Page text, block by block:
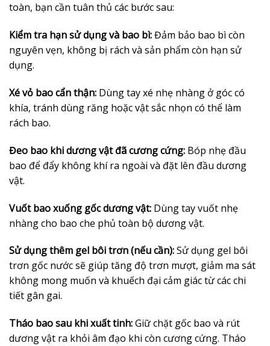
toàn, bạn cần tuân thủ các bước sau:
Kiểm tra hạn sử dụng và bao bì:Đảm bảo bao bì còn
nguyên vẹn, không bị rách và sản phẩm còn hạn sử
dụng.
Xé vỏ bao cẩn thận: Dùng tay xé nhẹ nhàng ở góc có
khía, tránh dùng răng hoặc vật sắc nhọn có thể làm
rách bao.
Đeo bao khi dương vật đã cương cứng: Bóp nhẹ đầu
bao để đẩy không khí ra ngoài và đặt lên đầu dương
vật.
Vuốt bao xuống gốc dương vật: Dùng tay vuốt nhẹ
nhàng cho bao che phủ toàn bộ dương vật.
Sử dụng thêm gel bôi trơn (nếu cần):Sử dụng gel bôi
trơn gốc nước sẽ giúp tăng độ trơn mượt, giảm ma sát
không mong muốn và khuếch đại cảm giác từ các chi
tiết gân gai.
Tháo bao sau khi xuất tinh:Giữ chặt gốc bao và rút
dương vật ra khỏi âm đạo khi còn cương cứng. Tháo